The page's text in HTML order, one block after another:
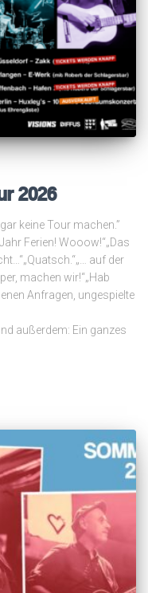
2026
keine Tour machen.”
Ferien! Wooow!“„Das
auf der
machen wir!“„Hab
Anfragen, ungespielte
außerdem: Ein ganzes